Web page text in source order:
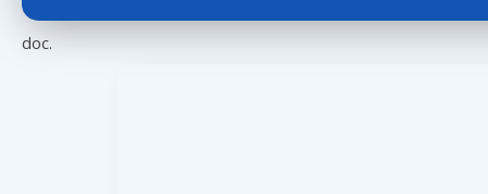
doc.